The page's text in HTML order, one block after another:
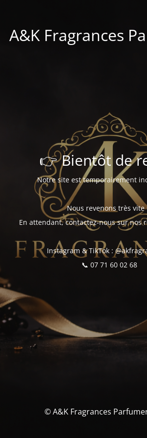
A&K Fragrances
👉 Bientôt de
Notre site est temporairement
Nous revenons très vite
En attendant, contactez-nous sur nos
Instagram & TikTok :
📞 07 71 60 02 68
© A&K Fragrances